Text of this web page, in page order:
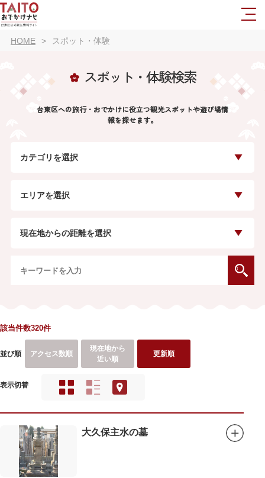
HOME スポット・体験
スポット・体験検索
台東区への旅行・おでかけに役立つ観光スポットや遊び場情
報を探せます。
カテゴリを選択
エリアを選択
現在地からの距離を選択
該当件数320件
並び順 アクセス数順
現在地から
近い順
更新順
表示切替
大久保主水の墓